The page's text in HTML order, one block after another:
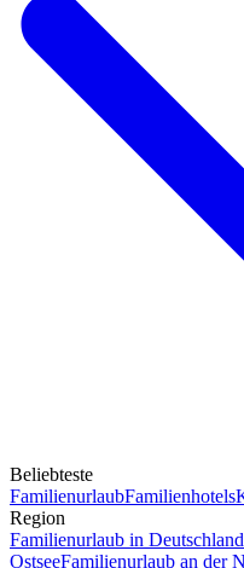
Beliebteste
FamilienurlaubFamilienhotels
Region
Familienurlaub in Deutschland
OstseeFamilienurlaub an der